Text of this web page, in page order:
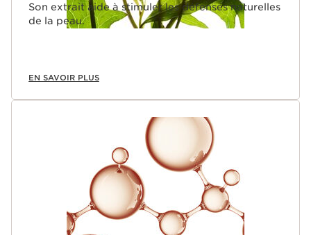
Son extrait aide à stimuler les défenses naturelles
de la peau.
EN SAVOIR PLUS